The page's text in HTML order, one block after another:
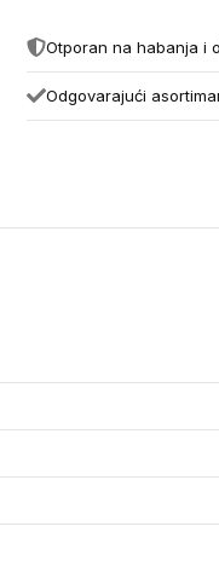
Otporan na habanja i
Odgovarajući